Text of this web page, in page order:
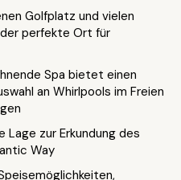
Golfplatz und vielen
perfekte Ort für
Spa bietet einen
an Whirlpools im Freien
Lage zur Erkundung des
Way